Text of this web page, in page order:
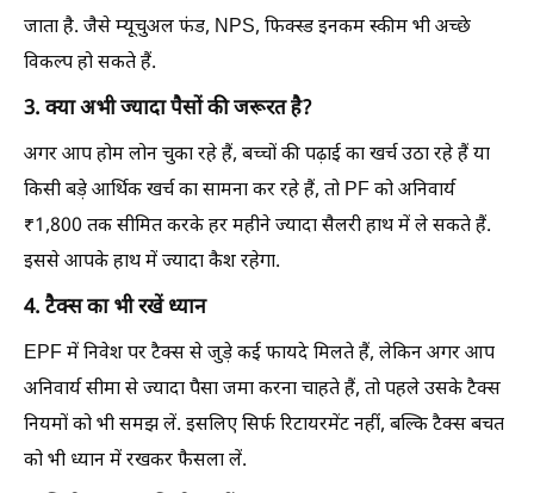
जाता है. जैसे म्यूचुअल फंड, NPS, फिक्स्ड इनकम स्कीम भी अच्छे
विकल्प हो सकते हैं.
3. क्या अभी ज्यादा पैसों की जरूरत है?
अगर आप होम लोन चुका रहे हैं, बच्चों की पढ़ाई का खर्च उठा रहे हैं या
किसी बड़े आर्थिक खर्च का सामना कर रहे हैं, तो PF को अनिवार्य
₹1,800 तक सीमित करके हर महीने ज्यादा सैलरी हाथ में ले सकते हैं.
इससे आपके हाथ में ज्यादा कैश रहेगा.
4. टैक्स का भी रखें ध्यान
EPF में निवेश पर टैक्स से जुड़े कई फायदे मिलते हैं, लेकिन अगर आप
अनिवार्य सीमा से ज्यादा पैसा जमा करना चाहते हैं, तो पहले उसके टैक्स
नियमों को भी समझ लें. इसलिए सिर्फ रिटायरमेंट नहीं, बल्कि टैक्स बचत
को भी ध्यान में रखकर फैसला लें.